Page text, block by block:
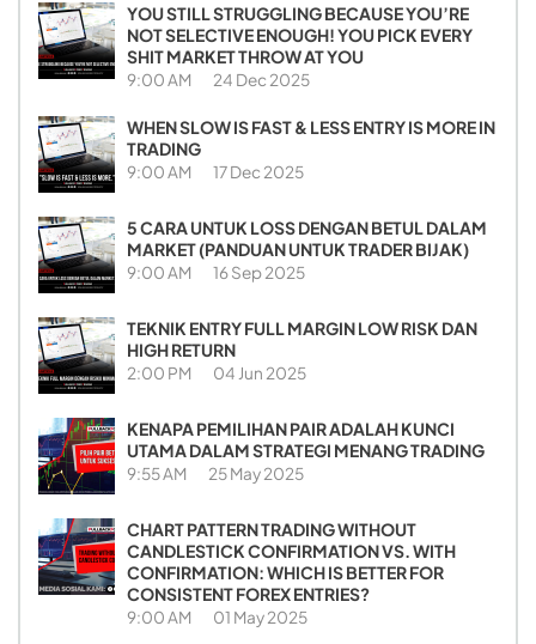
YOU STILL STRUGGLING BECAUSE YOU’RE
NOT SELECTIVE ENOUGH! YOU PICK EVERY
SHIT MARKET THROW AT YOU
9:00 AM 24 Dec 2025
WHEN SLOW IS FAST & LESS ENTRY IS MORE IN
TRADING
9:00 AM 17 Dec 2025
5 CARA UNTUK LOSS DENGAN BETUL DALAM
MARKET (PANDUAN UNTUK TRADER BIJAK)
9:00 AM 16 Sep 2025
TEKNIK ENTRY FULL MARGIN LOW RISK DAN
HIGH RETURN
2:00 PM 04 Jun 2025
KENAPA PEMILIHAN PAIR ADALAH KUNCI
UTAMA DALAM STRATEGI MENANG TRADING
9:55 AM 25 May 2025
CHART PATTERN TRADING WITHOUT
CANDLESTICK CONFIRMATION VS. WITH
CONFIRMATION: WHICH IS BETTER FOR
CONSISTENT FOREX ENTRIES?
9:00 AM 01 May 2025